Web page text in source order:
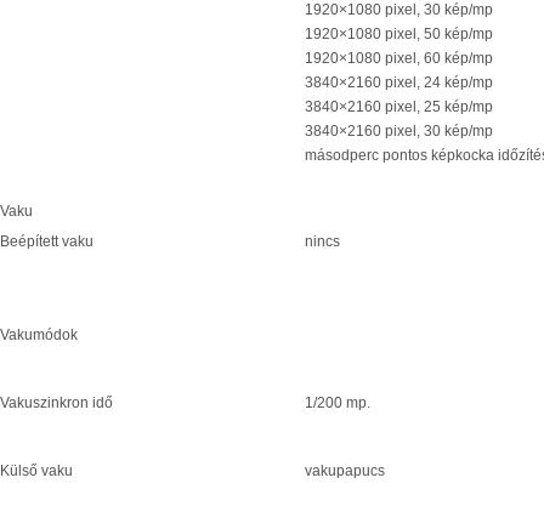
1920×1080 pixel, 30 kép/mp
1920×1080 pixel, 50 kép/mp
1920×1080 pixel, 60 kép/mp
3840×2160 pixel, 24 kép/mp
3840×2160 pixel, 25 kép/mp
3840×2160 pixel, 30 kép/mp
másodperc pontos képkocka
Vaku
Beépített vaku
nincs
Vakumódok
Vakuszinkron idő 1/200 mp.
Külső vaku vakupapucs